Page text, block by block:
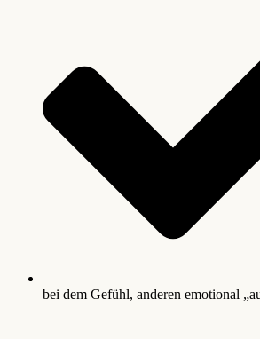
bei dem Gefühl, anderen emotional